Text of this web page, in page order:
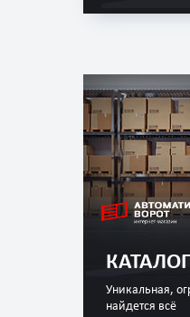
Уникальная,
найдется всё